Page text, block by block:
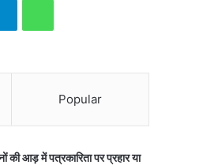
Popular
की आड़ में पत्रकारिता पर प्रहार या